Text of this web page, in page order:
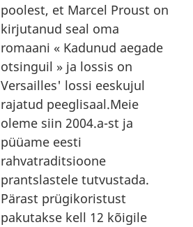
poolest, et Marcel Proust on
kirjutanud seal oma
romaani « Kadunud aegade
otsinguil » ja lossis on
Versailles' lossi eeskujul
rajatud peeglisaal.Meie
oleme siin 2004.a-st ja
püüame eesti
rahvatraditsioone
prantslastele tutvustada.
Pärast prügikoristust
pakutakse kell 12 kõigile